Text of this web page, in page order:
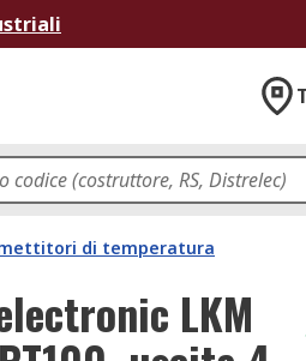
di temperatura
LKM